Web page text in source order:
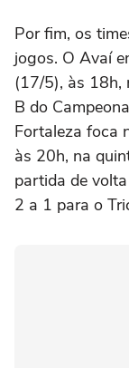
Por fim, os
jogos. O Avaí
(17/5), às 18h,
B do
Fortaleza foca
às 20h, na
partida de
2 a 1 para o